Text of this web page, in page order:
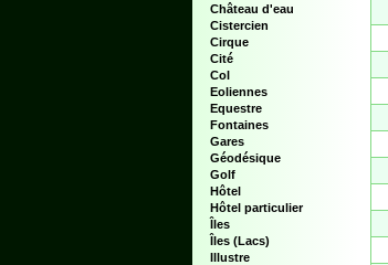
Château d'eau
Cistercien
Cirque
Cité
Col
Eoliennes
Equestre
Fontaines
Gares
Géodésique
Golf
Hôtel
Hôtel particulier
Îles
Îles (Lacs)
Illustre